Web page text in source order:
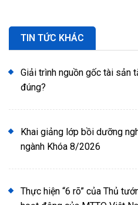
TIN TỨC KHÁC
Giải trình nguồn gốc tài sản
đúng?
Khai giảng lớp bồi dưỡng
ngành Khóa 8/2026
Thực hiện “6 rõ” của Thủ